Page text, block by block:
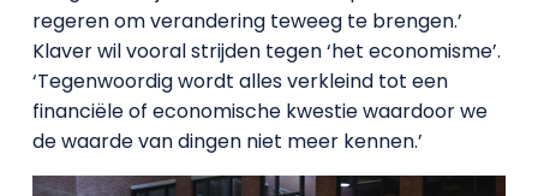
regeren om verandering teweeg te brengen.’
Klaver wil vooral strijden tegen ‘het economisme’.
‘Tegenwoordig wordt alles verkleind tot een
financiële of economische kwestie waardoor we
de waarde van dingen niet meer kennen.’